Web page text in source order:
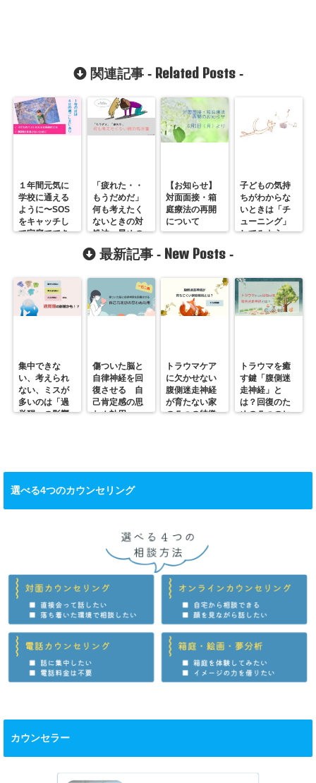
関連記事 - Related Posts-
１年間元気に
学校に通える
ように〜SOS
をキャッチし
て家庭ででき
「疲れた・・
もうだめだ」
何も考えたく
ないときの対
処法〜早めの
ケアが肝心！
【お知らせ】
対面面接・箱
庭療法の再開
について
子どもの気持
ちがわからな
いときは「チ
ューニング」
してみよう
最新記事 - New Posts -
集中できな
い、考えられ
ない、ミスが
多いのは「過
覚醒」の影響
傷ついた脳と
自律神経を回
復させる 自
己肯定感の思
わぬ効用
トラウマケア
に欠かせない
腹側迷走神経
が育たない家
の５つの特徴
トラウマを癒
す鍵「腹側迷
走神経」と
は？回復のた
めの５つのヒ
選べる4つのカウンセリング
カウンセラー